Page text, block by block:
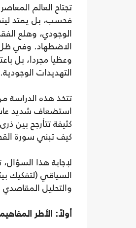
تجتاح العالم
فحسب، بل يمتد
الوجودي، وهلع
الاضطهاد. وفي ظل
وعظياً مجرداً، بل
التهديدات الوجودية.
تتخذ هذه الدراسة
استضعاف شديد
كثيفة تتأرجح بين
كيف تبني سورة
لإجابة هذا
السياقي (لتفكيك
والتحليل المقاصدي
أولاً: الأطر